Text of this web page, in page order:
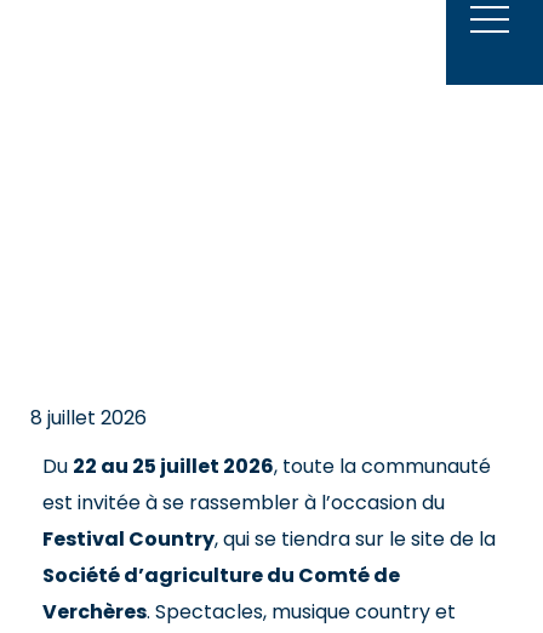
8 juillet 2026
Du 22 au 25 juillet 2026, toute la communauté
est invitée à se rassembler à l’occasion du
Festival Country, qui se tiendra sur le site de la
Société d’agriculture du Comté de
Verchères. Spectacles, musique country et